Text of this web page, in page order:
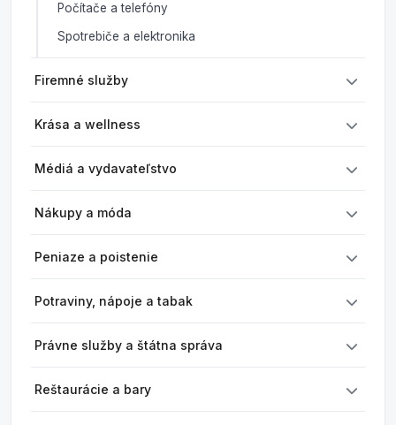
Počítače a telefóny
Spotrebiče a elektronika
Firemné služby
Krása a wellness
Médiá a vydavateľstvo
Nákupy a móda
Peniaze a poistenie
Potraviny, nápoje a tabak
Právne služby a štátna správa
Reštaurácie a bary